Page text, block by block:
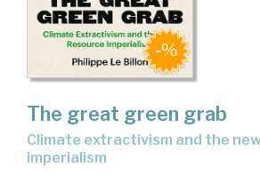
The great green grab
climate extractivism and the new resource
imperialism